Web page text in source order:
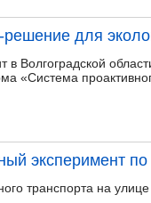
для
Волгоградской
«Система
эксперимент
транспорта на